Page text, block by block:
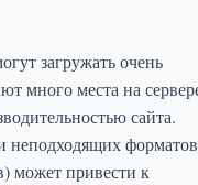
загружать очень
много места на
сайта.
неподходящих форматов
может привести к